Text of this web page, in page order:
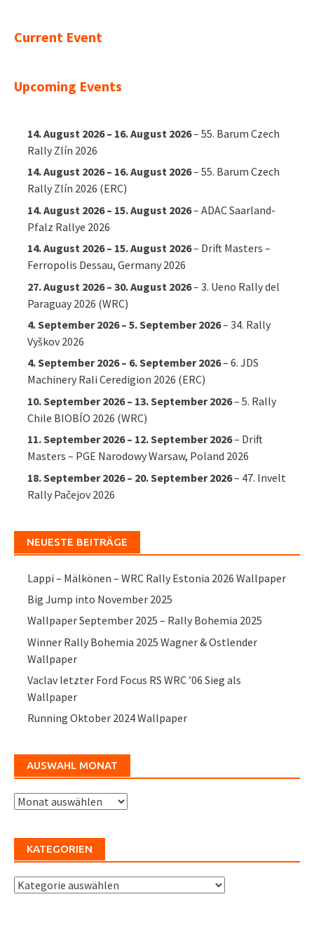
Current Event
Upcoming Events
14. August 2026– 16. August 2026–55. Barum Czech
Rally Zlín 2026
14. August 2026– 16. August 2026–55. Barum Czech
Rally Zlín 2026 (ERC)
14. August 2026– 15. August 2026–ADAC Saarland-
Pfalz Rallye 2026
14. August 2026– 15. August 2026– Drift Masters –
Ferropolis Dessau, Germany 2026
27. August 2026– 30. August 2026–3. Ueno Rally del
Paraguay 2026 (WRC)
4. September 2026– 5. September 2026–34. Rally
Vyškov 2026
4. September 2026– 6. September 2026–6. JDS
Machinery Rali Ceredigion 2026 (ERC)
10. September 2026– 13. September 2026–5. Rally
Chile BIOBÍO 2026 (WRC)
11. September 2026– 12. September 2026– Drift
Masters – PGE Narodowy Warsaw, Poland 2026
18. September 2026– 20. September 2026– 47. Invelt
Rally Pačejov 2026
NEUESTE BEITRÄGE
Lappi – Mälkönen – WRC Rally Estonia 2026 Wallpaper
Big Jump into November 2025
Wallpaper September 2025 – Rally Bohemia 2025
Winner Rally Bohemia 2025 Wagner & Ostlender
Wallpaper
Vaclav letzter Ford Focus RS WRC ’06 Sieg als
Wallpaper
Running Oktober 2024 Wallpaper
AUSWAHL MONAT
Auswahl
KATEGORIEN
Kategorien